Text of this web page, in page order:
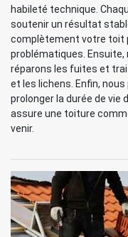
habileté technique.
soutenir un résultat
complètement votre toit
problématiques.
réparons les fuites et
et les lichens. Enfin,
prolonger la durée de vie
assure une toiture
venir.